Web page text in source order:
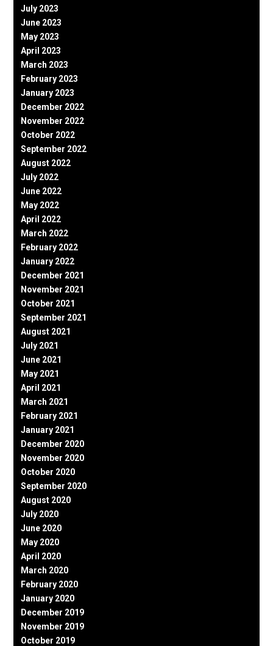
July 2023
June 2023
May 2023
April 2023
March 2023
February 2023
January 2023
December 2022
November 2022
October 2022
September 2022
August 2022
July 2022
June 2022
May 2022
April 2022
March 2022
February 2022
January 2022
December 2021
November 2021
October 2021
September 2021
August 2021
July 2021
June 2021
May 2021
April 2021
March 2021
February 2021
January 2021
December 2020
November 2020
October 2020
September 2020
August 2020
July 2020
June 2020
May 2020
April 2020
March 2020
February 2020
January 2020
December 2019
November 2019
October 2019